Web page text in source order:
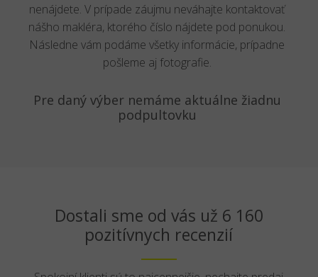
nenájdete. V prípade záujmu neváhajte kontaktovať
nášho makléra, ktorého číslo nájdete pod ponukou.
Následne vám podáme všetky informácie, prípadne
pošleme aj fotografie.
Pre daný výber nemáme aktuálne žiadnu
podpultovku
Dostali sme od vás už 6 160
pozitívnych recenzií